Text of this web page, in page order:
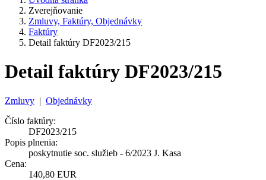
Zverejňovanie
Zmluvy, Faktúry, Objednávky
Faktúry
Detail faktúry DF2023/215
Detail faktúry DF2023/215
Zmluvy | Objednávky
Číslo faktúry:
DF2023/215
Popis plnenia:
poskytnutie soc. služieb - 6/2023 J. Kasa
Cena:
140,80 EUR